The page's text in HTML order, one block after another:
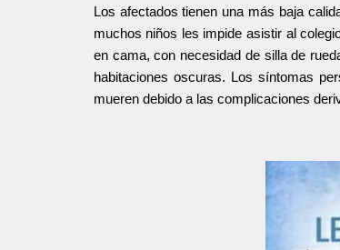
Los afectados tienen una más baja
muchos niños les impide asistir al
en cama, con necesidad de silla de
habitaciones oscuras. Los síntomas
mueren debido a las complicaciones